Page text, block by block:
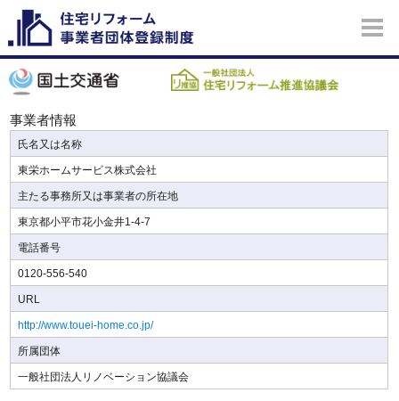
事業者情報
氏名又は名称
東栄ホームサービス株式会社
主たる事務所又は事業者の所在地
東京都小平市花小金井1-4-7
電話番号
0120-556-540
URL
http://www.touei-home.co.jp/
所属団体
一般社団法人リノベーション協議会